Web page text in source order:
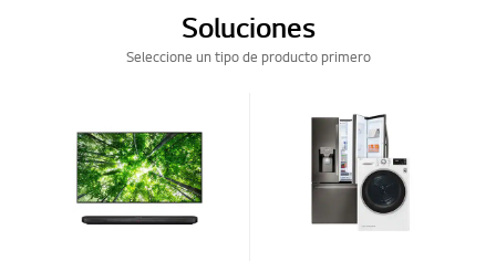
Soluciones
Seleccione un tipo de producto primero